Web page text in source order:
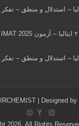
IRCHEMIST | Designed by